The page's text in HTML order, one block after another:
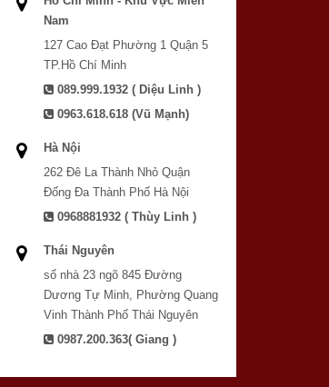
Nam
127 Cao Đạt Phường 1 Quận 5
TP.Hồ Chí Minh
089.999.1932 ( Diệu Linh )
0963.618.618 (Vũ Mạnh)
Hà Nội
262 Đê La Thành Nhỏ Quận
Đống Đa Thành Phố Hà Nội
0968881932 ( Thùy Linh )
Thái Nguyên
số nhà 23 ngõ 845 Đường
Dương Tự Minh, Phường Quang
Vinh Thành Phố Thái Nguyên
0987.200.363( Giang )